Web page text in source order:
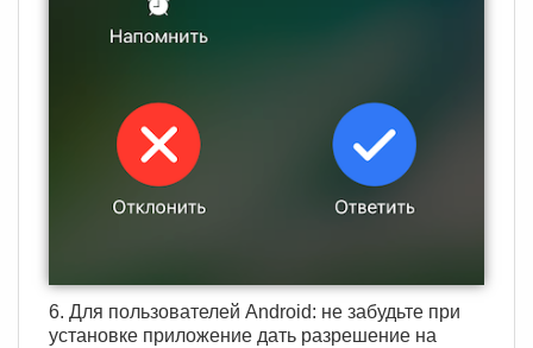
6. Для пользователей Android: не забудьте при
установке приложение дать разрешение на